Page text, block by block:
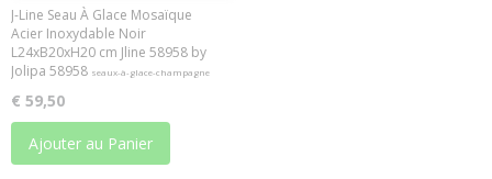
J-Line Seau À Glace Mosaïque
Acier Inoxydable Noir
L24xB20xH20 cm Jline 58958 by
Jolipa 58958 seaux-à-glace-champagne
€ 59,50
Ajouter au Panier